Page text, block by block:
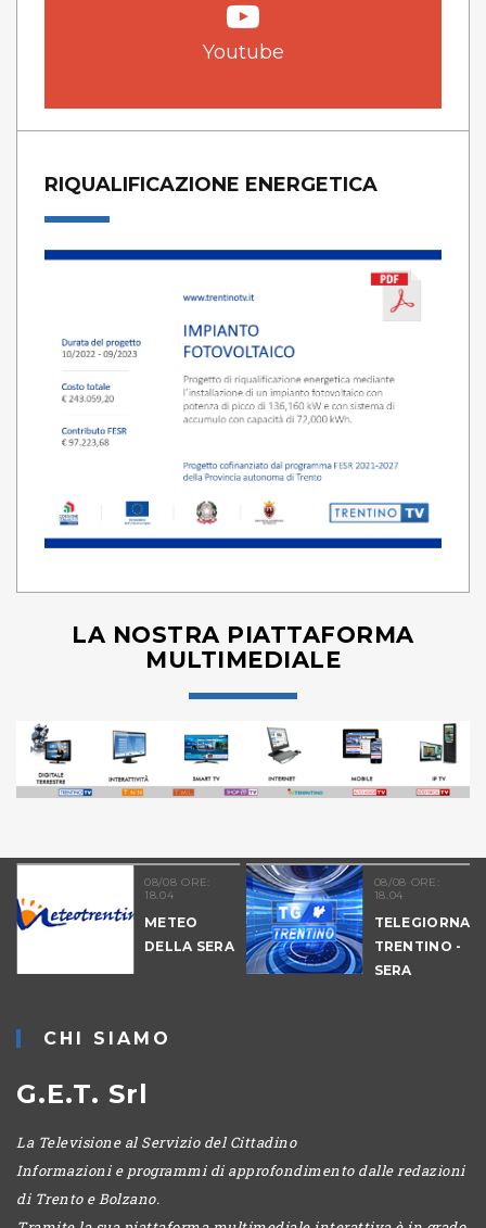
Youtube
RIQUALIFICAZIONE ENERGETICA
LA NOSTRA PIATTAFORMA
MULTIMEDIALE
08/08 ORE:
18.04
METEO
DELLA SERA
08/08 ORE:
18.04
TRENTINO -
SERA
CHI SIAMO
G.E.T. Srl
La Televisione al Servizio del Cittadino
Informazioni e programmi di approfondimento dalle redazioni
di Trento e Bolzano.